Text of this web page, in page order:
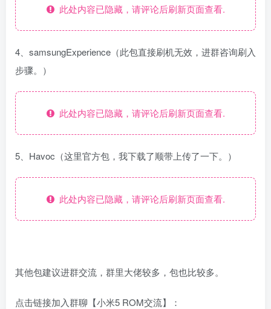
此处内容已隐藏，请评论后刷新页面查看.
4、samsungExperience（此包直接刷机无效，进群咨询刷入
步骤。）
此处内容已隐藏，请评论后刷新页面查看.
5、Havoc（这里官方包，我下载了顺带上传了一下。）
此处内容已隐藏，请评论后刷新页面查看.
其他包建议进群交流，群里大佬较多，包也比较多。
点击链接加入群聊【小米5 ROM交流】：